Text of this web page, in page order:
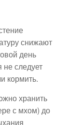
снижают
день
следует
кормить.
хранить
с мхом) до